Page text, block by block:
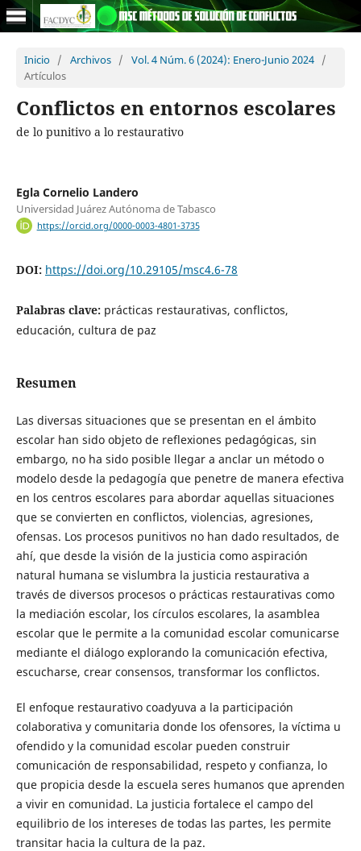
Inicio / Archivos / Vol. 4 Núm. 6 (2024): Enero-Junio 2024 /
Artículos
Conflictos en entornos escolares
de lo punitivo a lo restaurativo
Egla Cornelio Landero
Universidad Juárez Autónoma de Tabasco
https://orcid.org/0000-0003-4801-3735
DOI: https://doi.org/10.29105/msc4.6-78
Palabras clave: prácticas restaurativas, conflictos,
educación, cultura de paz
Resumen
Las diversas situaciones que se presentan en el ámbito
escolar han sido objeto de reflexiones pedagógicas, sin
embargo, no ha sido posible llegar a anclar un método o
modelo desde la pedagogía que penetre de manera efectiva
en los centros escolares para abordar aquellas situaciones
que se convierten en conflictos, violencias, agresiones,
ofensas. Los procesos punitivos no han dado resultados, de
ahí, que desde la visión de la justicia como aspiración
natural humana se vislumbra la justicia restaurativa a
través de diversos procesos o prácticas restaurativas como
la mediación escolar, los círculos escolares, la asamblea
escolar que le permite a la comunidad escolar comunicarse
mediante el diálogo explorando la comunicación efectiva,
escucharse, crear consensos, transformar los conflictos.
El enfoque restaurativo coadyuva a la participación
colaborativa y comunitaria donde los ofensores, la víctima u
ofendido y la comunidad escolar pueden construir
comunicación de responsabilidad, respeto y confianza, lo
que propicia desde la escuela seres humanos que aprenden
a vivir en comunidad. La justicia fortalece el campo del
equilibrio de los intereses de todas las partes, les permite
transitar hacia la cultura de la paz.